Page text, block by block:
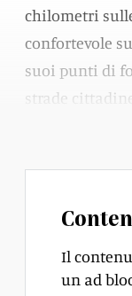
chilometri
confortevole
suoi punti di
strade
Il
un ad